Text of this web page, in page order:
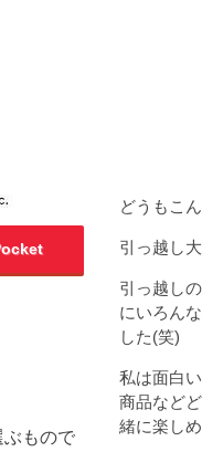
もので
どうもこ
引っ越し
引っ越し
にいろん
した(笑)
私は面白
商品など
緒に楽し